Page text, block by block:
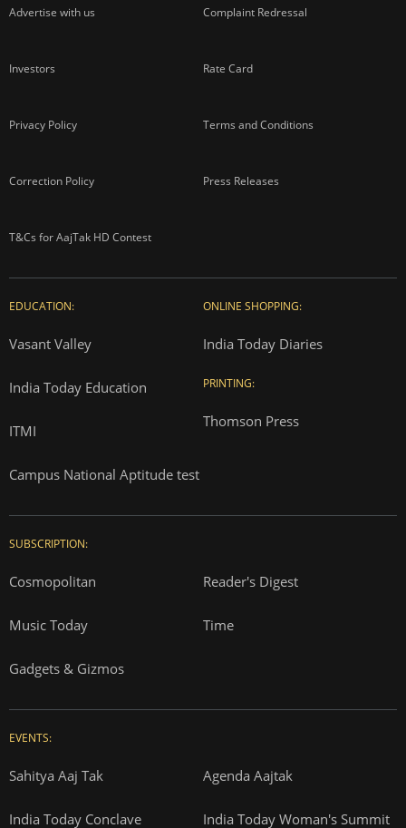
Advertise with us Complaint Redressal
Investors Rate Card
Privacy Policy Terms and Conditions
Correction Policy Press Releases
T&Cs for AajTak HD Contest
EDUCATION:
Vasant Valley
India Today Education
ITMI
Campus National Aptitude test
ONLINE SHOPPING:
India Today Diaries
PRINTING:
Thomson Press
SUBSCRIPTION:
Cosmopolitan Reader's Digest
Music Today Time
Gadgets & Gizmos
EVENTS:
Sahitya Aaj Tak Agenda Aajtak
India Today Conclave India Today Woman's Summit